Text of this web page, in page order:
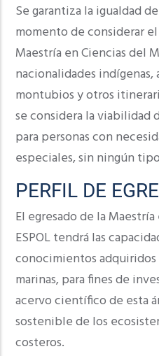
Se garantiza la igualdad
momento de considerar
Maestría en Ciencias del
nacionalidades
montubios y otros
se considera la viabilidad
para personas con
especiales, sin ningún
PERFIL DE
El egresado de la
ESPOL tendrá las
conocimientos
marinas, para fines de
acervo científico de esta
sostenible de los
costeros.